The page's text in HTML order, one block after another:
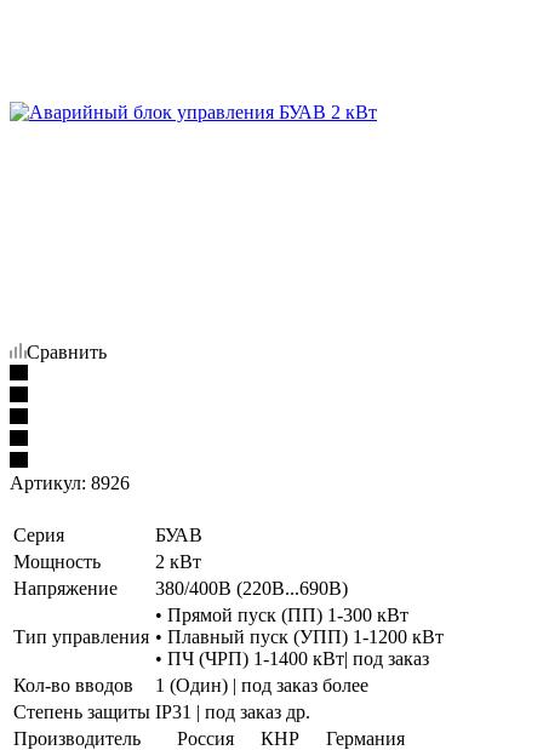
Сравнить
Артикул: 8926
Серия
БУАВ
Мощность
2 кВт
Напряжение
380/400В (220В...690В)
Тип управления
• Прямой пуск (ПП) 1-300 кВт
• Плавный пуск (УПП) 1-1200 кВт
• ПЧ (ЧРП) 1-1400 кВт| под заказ
Кол-во вводов
1 (Один) | под заказ более
Степень защиты IP31 | под заказ др.
Производитель
Россия КНР
Германия